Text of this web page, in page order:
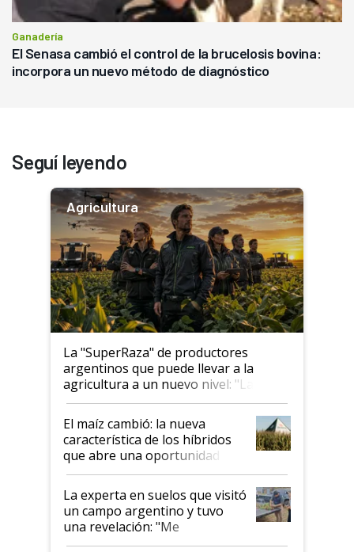
Ganadería
El Senasa cambió el control de la brucelosis bovina:
incorpora un nuevo método de diagnóstico
Seguí leyendo
Agricultura
La "SuperRaza" de productores
argentinos que puede llevar a la
agricultura a un nuevo nivel: "Las
posibilidades de crecimiento son
infinitas"
El maíz cambió: la nueva
característica de los híbridos
que abre una oportunidad en
el lote
La experta en suelos que visitó
un campo argentino y tuvo
una revelación: "Me
impresionó mucho"